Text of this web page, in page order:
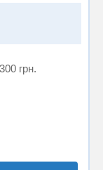
300 грн.